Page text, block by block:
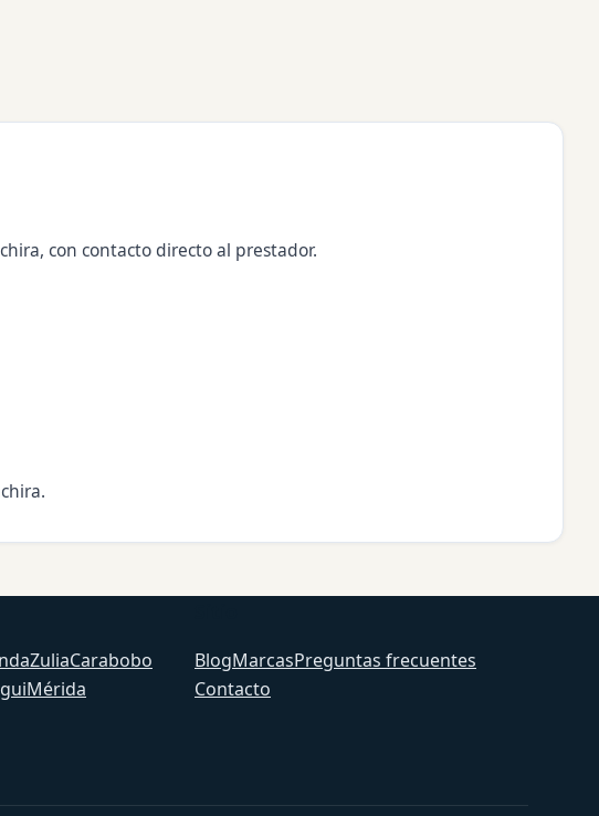
con contacto directo al prestador.
ZuliaCarabobo
Mérida
BlogMarcasPreguntas frecuentes
Contacto